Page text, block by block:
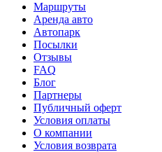
Маршруты
Аренда авто
Автопарк
Посылки
Отзывы
FAQ
Блог
Партнеры
Публичный оферт
Условия оплаты
О компании
Условия возврата